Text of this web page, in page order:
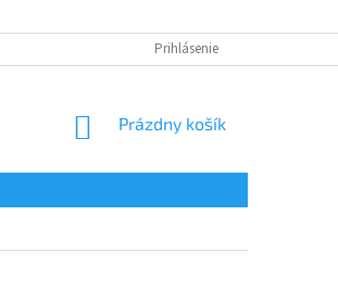
Prihlásenie
NÁKUPNÝ
Prázdny košík